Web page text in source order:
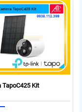
TapoC425 Kit